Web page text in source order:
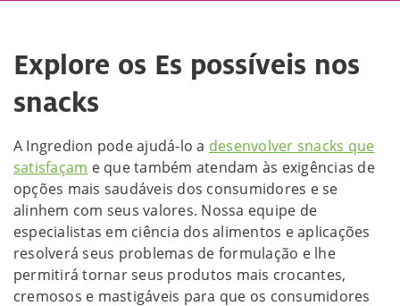
Explore os Es possíveis nos
snacks
A Ingredion pode ajudá-lo a desenvolver snacks que
satisfaçam e que também atendam às exigências de
opções mais saudáveis dos consumidores e se
alinhem com seus valores. Nossa equipe de
especialistas em ciência dos alimentos e aplicações
resolverá seus problemas de formulação e lhe
permitirá tornar seus produtos mais crocantes,
cremosos e mastigáveis para que os consumidores